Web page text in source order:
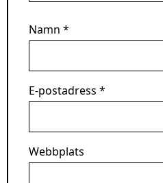
Namn *
E-postadress *
Webbplats